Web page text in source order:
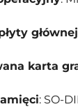
głównej
karta
: SO-